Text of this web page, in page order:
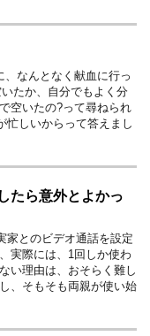
なんとなく献血に行っ
たか、自分でもよく分
空いたの?って尋ねられ
忙しいからって答えまし
たら意外とよかっ
家とのビデオ通話を設定
実際には、1回しか使わ
い理由は、おそらく難し
、そもそも両親が使い始